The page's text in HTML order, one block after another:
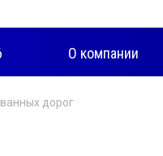
О компании
дорог